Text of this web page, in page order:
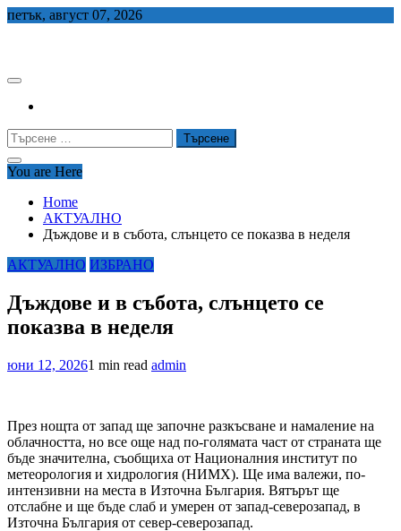
Skip
петък, август 07, 2026
Търсене
за:
You are Here
Home
АКТУАЛНО
Дъждове и в събота, слънцето се показва в неделя
АКТУАЛНО ИЗБРАНО
Дъждове и в събота, слънцето се
показва в неделя
юни 12, 20261 min read admin
През нощта от запад ще започне разкъсване и намаление на
облачността, но все още над по-голямата част от страната ще
бъде значителна, съобщиха от Националния институт по
метеорология и хидрология (НИМХ). Ще има валежи, по-
интензивни на места в Източна България. Вятърът ще
отслабне и ще бъде слаб и умерен от запад-северозапад, в
Източна България от север-северозапад.